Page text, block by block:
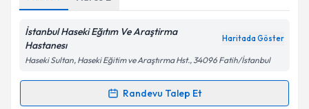
Metni'ni okudum ve kişisel verilerimin belirtilen
kapsamda işlenmesini kabul ediyorum.
İstanbul Haseki Eğıtım Ve Araştirma
Hastanesı
Haritada Göster
Haseki Sultan, Haseki Eğitim ve Araştırma Hst., 34096 Fatih/İstanbul
Randevu Talep Et
Randevu Takvimi Talebi